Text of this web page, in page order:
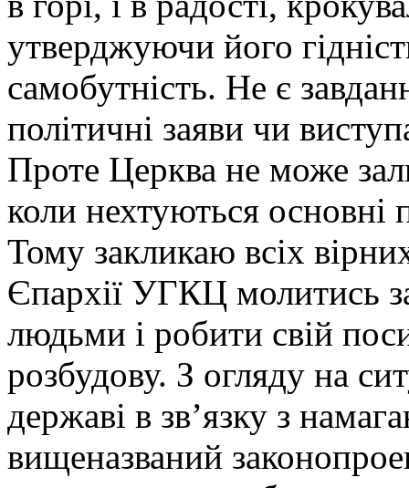
утверджуючи його
самобутність. Не є
політичні заяви чи
Проте Церква не може
коли нехтуються основні
Тому закликаю всіх
Єпархії УГКЦ молитись
людьми і робити свій
розбудову. З огляду на
державі в зв’язку з
вищеназваний